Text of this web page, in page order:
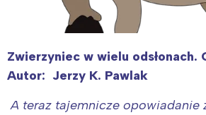
Zwierzyniec w wielu odsłonach.
Autor: Jerzy K. Pawlak
A teraz tajemnicze opowiadanie